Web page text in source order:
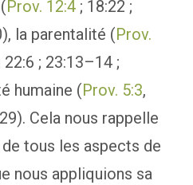
Prov. 12:4; 18:22 ;
la parentalité (Prov.
; 23:13–14 ;
humaine (Prov. 5:3,
Cela nous rappelle
tous les aspects de
nous appliquions sa